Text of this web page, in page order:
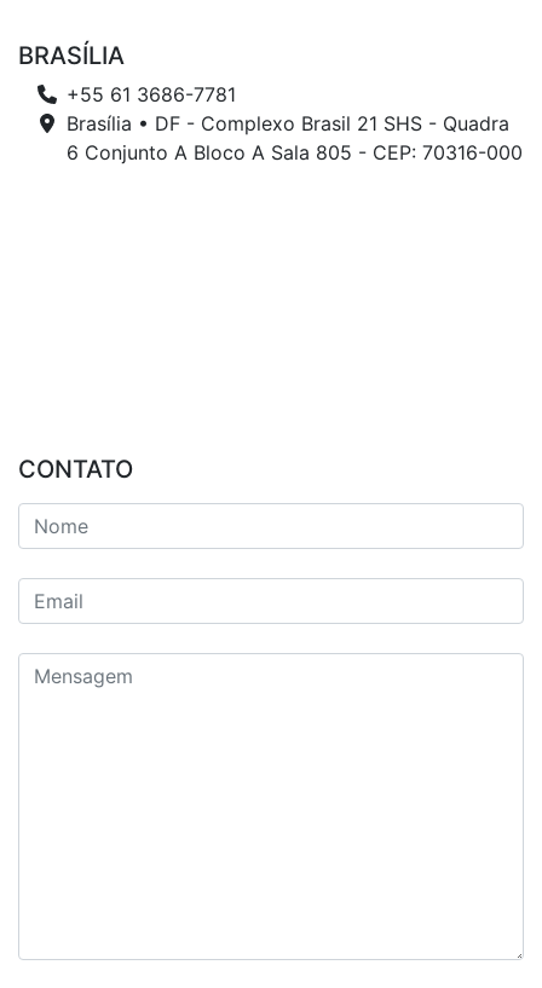
BRASÍLIA
+55 61 3686-7781
Brasília • DF - Complexo Brasil 21 SHS - Quadra
6 Conjunto A Bloco A Sala 805 - CEP: 70316-000
CONTATO